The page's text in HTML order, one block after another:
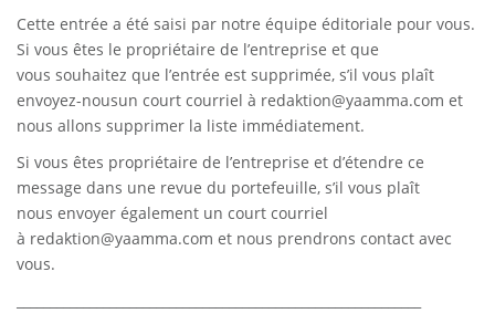
Cette entrée a été saisi par notre équipe éditoriale pour vous.
Si vous êtes le propriétaire de l’entreprise et que
vous souhaitez que l’entrée est supprimée, s’il vous plaît
envoyez-nousun court courriel à redaktion@yaamma.com et
nous allons supprimer la liste immédiatement.
Si vous êtes propriétaire de l’entreprise et d’étendre ce
message dans une revue du portefeuille, s’il vous plaît
nous envoyer également un court courriel
à redaktion@yaamma.com et nous prendrons contact avec
vous.